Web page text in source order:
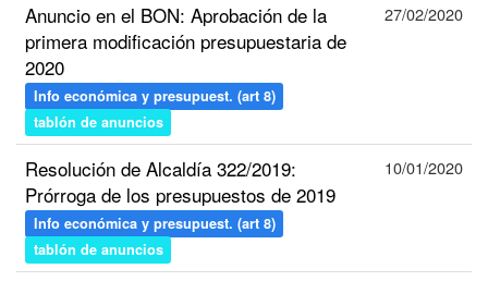
Anuncio en el BON: Aprobación de la
primera modificación presupuestaria de
2020
Info económica y presupuest. (art 8)
tablón de anuncios
27/02/2020
Resolución de Alcaldía 322/2019:
Prórroga de los presupuestos de 2019
Info económica y presupuest. (art 8)
tablón de anuncios
10/01/2020